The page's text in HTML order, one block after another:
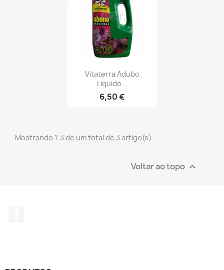
Vitaterra Adubo
Liquido...
6,50 €
Mostrando 1-3 de um total de 3 artigo(s)
Voltar ao topo 